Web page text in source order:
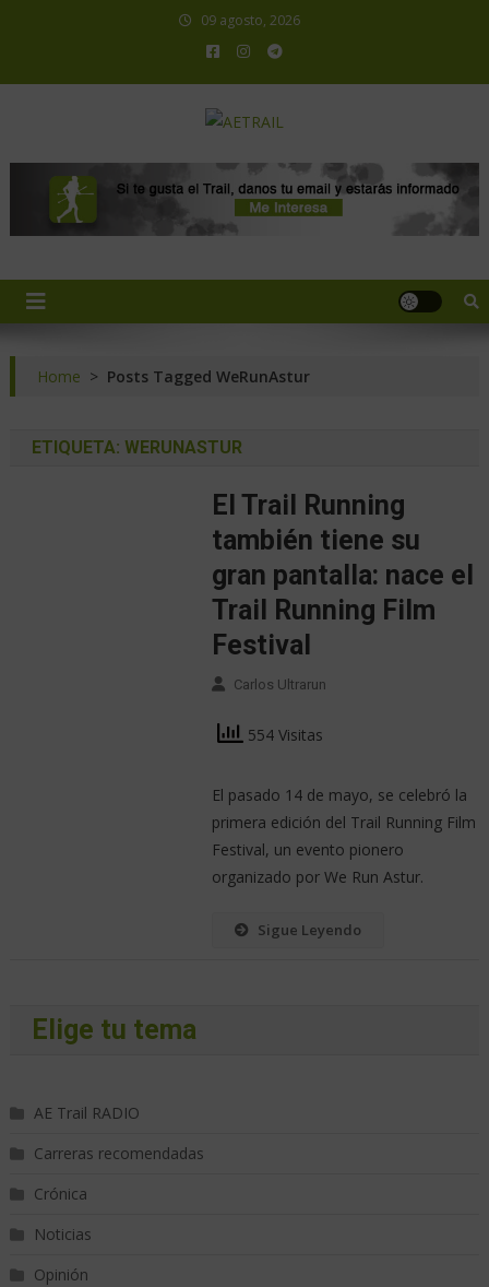
09 agosto, 2026
Home > Posts Tagged WeRunAstur
ETIQUETA: WERUNASTUR
El Trail Running
también tiene su
gran pantalla: nace el
Trail Running Film
Festival
Carlos Ultrarun
554 Visitas
El pasado 14 de mayo, se celebró la
primera edición del Trail Running Film
Festival, un evento pionero
organizado por We Run Astur.
Sigue Leyendo
Elige tu tema
AE Trail RADIO
Carreras recomendadas
Crónica
Noticias
Opinión